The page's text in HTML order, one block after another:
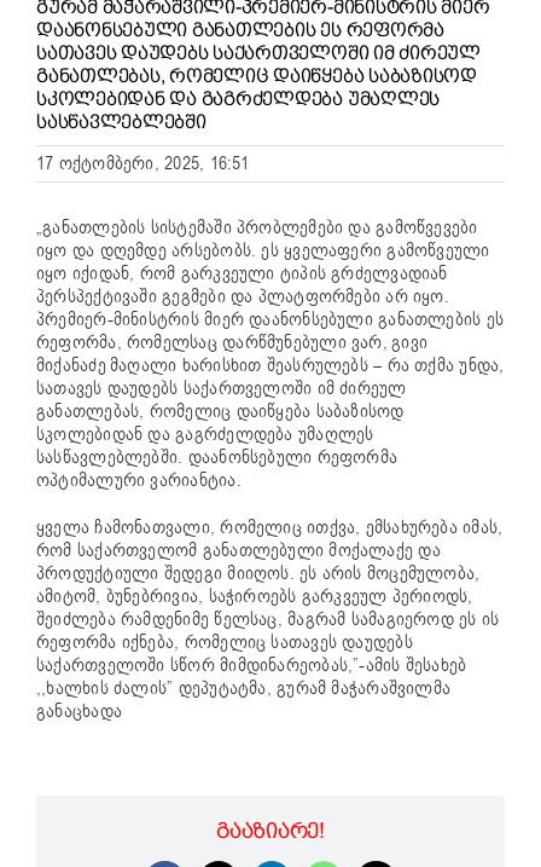
ᲒᲣᲠᲐᲛ ᲛᲐᲭᲐᲠᲐᲨᲕᲘᲚᲘ-ᲞᲠᲔᲛᲘᲔᲠ-ᲛᲘᲜᲘᲡᲢᲠᲘᲡ ᲛᲘᲔᲠ
ᲓᲐᲐᲜᲝᲜᲡᲔᲑᲣᲚᲘ ᲒᲐᲜᲐᲗᲚᲔᲑᲘᲡ ᲔᲡ ᲠᲔᲤᲝᲠᲛᲐ
ᲡᲐᲗᲐᲕᲔᲡ ᲓᲐᲣᲓᲔᲑᲡ ᲡᲐᲥᲐᲠᲗᲕᲔᲚᲝᲨᲘ ᲘᲛ ᲫᲘᲠᲔᲣᲚ
ᲒᲐᲜᲐᲗᲚᲔᲑᲐᲡ, ᲠᲝᲛᲔᲚᲘᲪ ᲓᲐᲘᲬᲧᲔᲑᲐ ᲡᲐᲑᲐᲖᲘᲡᲝᲓ
ᲡᲙᲝᲚᲔᲑᲘᲓᲐᲜ ᲓᲐ ᲒᲐᲒᲠᲫᲔᲚᲓᲔᲑᲐ ᲣᲛᲐᲦᲚᲔᲡ
ᲡᲐᲡᲬᲐᲕᲚᲔᲑᲚᲔᲑᲨᲘ
17 ოქტომბერი, 2025, 16:51
„განათლების სისტემაში პრობლემები და გამოწვევები
იყო და დღემდე არსებობს. ეს ყველაფერი გამოწვეული
იყო იქიდან, რომ გარკვეული ტიპის გრძელვადიან
პერსპექტივაში გეგმები და პლატფორმები არ იყო.
პრემიერ-მინისტრის მიერ დაანონსებული განათლების ეს
რეფორმა, რომელსაც დარწმუნებული ვარ, გივი
მიქანაძე მაღალი ხარისხით შეასრულებს – რა თქმა უნდა,
სათავეს დაუდებს საქართველოში იმ ძირეულ
განათლებას, რომელიც დაიწყება საბაზისოდ
სკოლებიდან და გაგრძელდება უმაღლეს
სასწავლებლებში. დაანონსებული რეფორმა
ოპტიმალური ვარიანტია.
ყველა ჩამონათვალი, რომელიც ითქვა, ემსახურება იმას,
რომ საქართველომ განათლებული მოქალაქე და
პროდუქტიული შედეგი მიიღოს. ეს არის მოცემულობა,
ამიტომ, ბუნებრივია, საჭიროებს გარკვეულ პერიოდს,
შეიძლება რამდენიმე წელსაც, მაგრამ სამაგიეროდ ეს ის
რეფორმა იქნება, რომელიც სათავეს დაუდებს
საქართველოში სწორ მიმდინარეობას,”-ამის შესახებ
,,ხალხის ძალის” დეპუტატმა, გურამ მაჭარაშვილმა
განაცხადა
ᲒᲐᲐᲖᲘᲐᲠᲔ!